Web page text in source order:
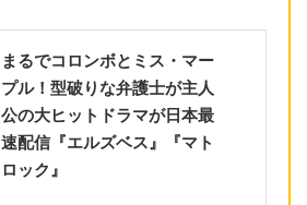
まるでコロンボとミス・マー
プル！型破りな弁護士が主人
公の大ヒットドラマが日本最
速配信『エルズベス』『マト
ロック』